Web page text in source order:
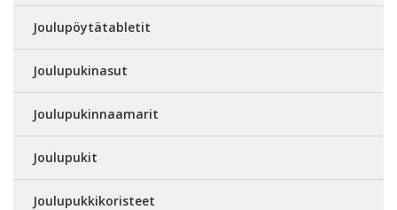
Joulupöytätabletit
Joulupukinasut
Joulupukinnaamarit
Joulupukit
Joulupukkikoristeet